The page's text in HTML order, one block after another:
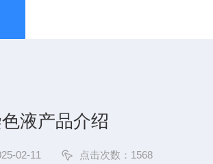
液产品介绍
02-11 点击次数：1568